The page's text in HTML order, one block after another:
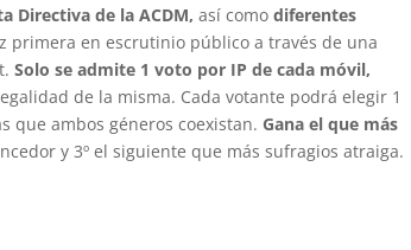
Directiva de la ACDM, así comodiferentes
primera en escrutinio público a través de una
Solo se admite 1 voto por IP de cada móvil,
de la misma. Cada votante podrá elegir 1
que ambos géneros coexistan. Gana el que más
y 3º el siguiente que más sufragios atraiga.